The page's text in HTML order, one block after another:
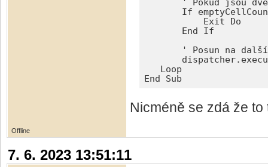
' Pokud jsou
If
           Exit Do
       End If
' Posun na
   Loop
End Sub
Nicméně se zdá že to
Offline
7. 6. 2023 13:51:11